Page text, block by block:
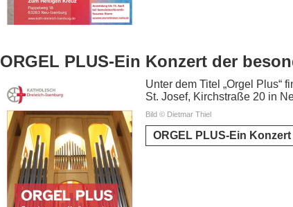
ORGEL PLUS-Ein Konzert der
Unter dem Titel „Orgel Plus“
St. Josef, Kirchstraße 20 in
Bild © Dietmar Thiel
ORGEL PLUS-Ein